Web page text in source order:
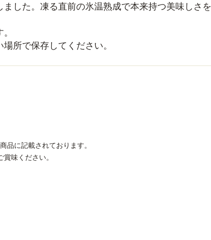
した。凍る直前の氷温熟成で本来持つ美味しさを
所で保存してください。
品に記載されております。
味ください。